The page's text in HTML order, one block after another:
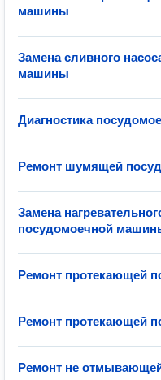
машины
Замена сливного
машины
Диагностика
Ремонт шумящей
Замена
посудомоечной
Ремонт протекающей
Ремонт протекающей
Ремонт не